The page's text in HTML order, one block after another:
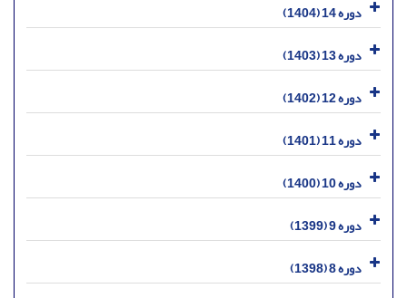
دوره 14 (1404)
دوره 13 (1403)
دوره 12 (1402)
دوره 11 (1401)
دوره 10 (1400)
دوره 9 (1399)
دوره 8 (1398)